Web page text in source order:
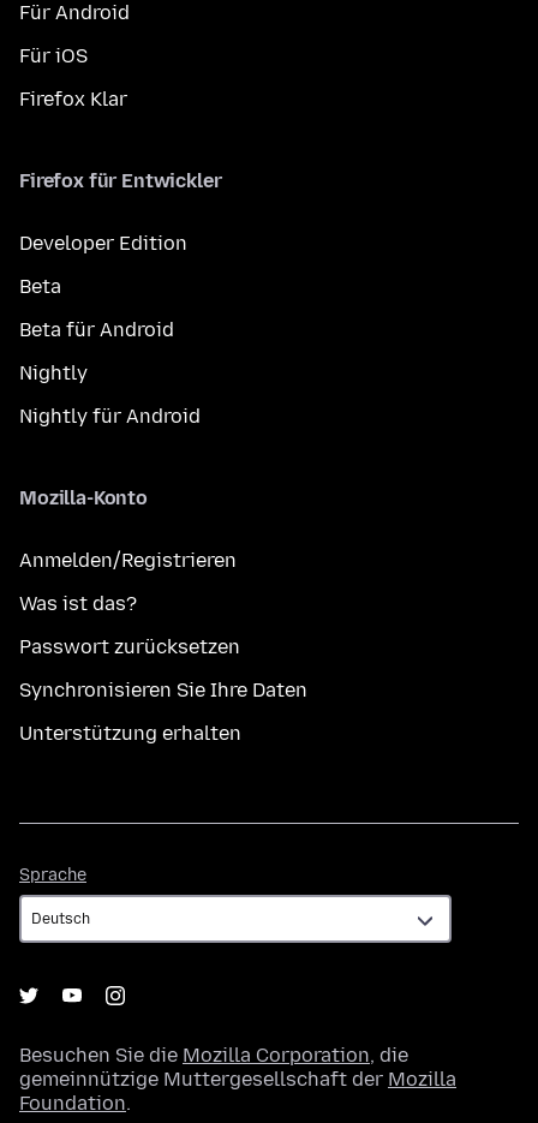
Für Android
Für iOS
Firefox Klar
Firefox für Entwickler
Developer Edition
Beta
Beta für Android
Nightly
Nightly für Android
Mozilla-Konto
Anmelden/Registrieren
Was ist das?
Passwort zurücksetzen
Synchronisieren Sie Ihre Daten
Unterstützung erhalten
Sprache
Besuchen Sie die Mozilla Corporation, die
gemeinnützige Muttergesellschaft der Mozilla
Foundation.